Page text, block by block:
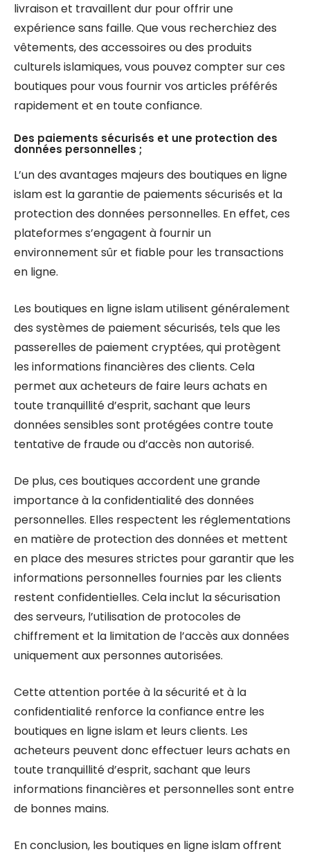
livraison et travaillent dur pour offrir une
expérience sans faille. Que vous recherchiez des
vêtements, des accessoires ou des produits
culturels islamiques, vous pouvez compter sur ces
boutiques pour vous fournir vos articles préférés
rapidement et en toute confiance.
Des paiements sécurisés et une protection des
données personnelles ;
L’un des avantages majeurs des boutiques en ligne
islam est la garantie de paiements sécurisés et la
protection des données personnelles. En effet, ces
plateformes s’engagent à fournir un
environnement sûr et fiable pour les transactions
en ligne.
Les boutiques en ligne islam utilisent généralement
des systèmes de paiement sécurisés, tels que les
passerelles de paiement cryptées, qui protègent
les informations financières des clients. Cela
permet aux acheteurs de faire leurs achats en
toute tranquillité d’esprit, sachant que leurs
données sensibles sont protégées contre toute
tentative de fraude ou d’accès non autorisé.
De plus, ces boutiques accordent une grande
importance à la confidentialité des données
personnelles. Elles respectent les réglementations
en matière de protection des données et mettent
en place des mesures strictes pour garantir que les
informations personnelles fournies par les clients
restent confidentielles. Cela inclut la sécurisation
des serveurs, l’utilisation de protocoles de
chiffrement et la limitation de l’accès aux données
uniquement aux personnes autorisées.
Cette attention portée à la sécurité et à la
confidentialité renforce la confiance entre les
boutiques en ligne islam et leurs clients. Les
acheteurs peuvent donc effectuer leurs achats en
toute tranquillité d’esprit, sachant que leurs
informations financières et personnelles sont entre
de bonnes mains.
En conclusion, les boutiques en ligne islam offrent